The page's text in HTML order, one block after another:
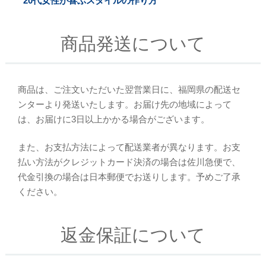
商品発送について
商品は、ご注文いただいた翌営業日に、福岡県の配送セ
ンターより発送いたします。お届け先の地域によって
は、お届けに3日以上かかる場合がございます。
また、お支払方法によって配送業者が異なります。お支
払い方法がクレジットカード決済の場合は佐川急便で、
代金引換の場合は日本郵便でお送りします。予めご了承
ください。
返金保証について